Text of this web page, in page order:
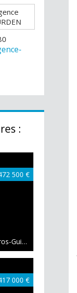
:
500 €
Maison ancienne Perros-Guirec
000 €